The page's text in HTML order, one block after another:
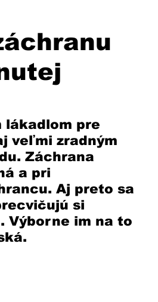
lákadlom pre
veľmi zradným
Záchrana
a pri
Aj preto sa
si
Výborne im na to